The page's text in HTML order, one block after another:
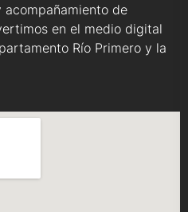
de
en el medio digital
Río Primero y la